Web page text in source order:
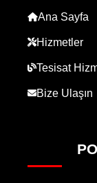
Ana Sayfa
Hizmetler
Tesisat
Bize Ulaşın